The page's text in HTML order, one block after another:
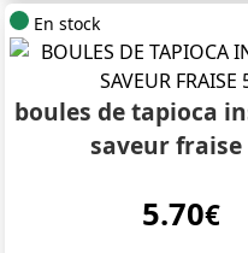
En stock
boules de tapioca
saveur fraise
5.70€